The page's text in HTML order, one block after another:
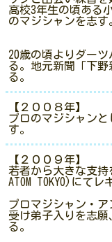
高校3年生の頃ある
のマジシャンを志す
20歳の頃よりダー
る。地元新聞「下
る。
【２００８年】
プロのマジシャン
す。
【２００９年】
若者から大きな支持
ATOM TOKYO)にてレ
プロマジシャン・
受け弟子入りを志
る。